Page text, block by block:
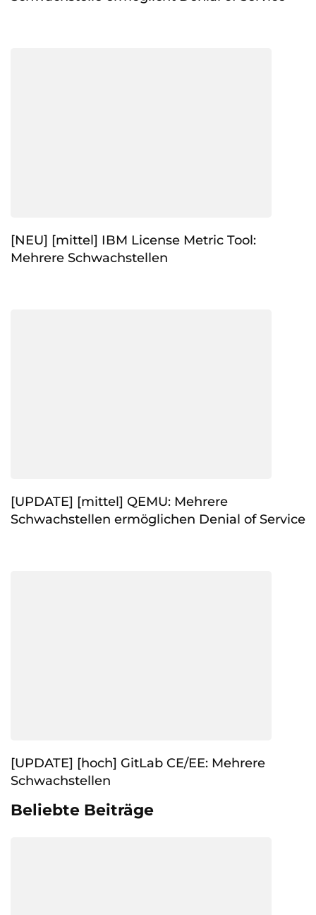
[NEU] [mittel] IBM License Metric Tool:
Mehrere Schwachstellen
[UPDATE] [mittel] QEMU: Mehrere
Schwachstellen ermöglichen Denial of Service
[UPDATE] [hoch] GitLab CE/EE: Mehrere
Schwachstellen
Beliebte Beiträge